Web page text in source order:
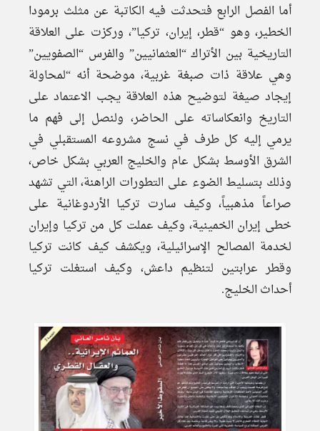
أما الفصل الرابع فتحدثت فيه الكاتبة عن مثلث برمودا
الخطير، وهو “قطر، إيران، تركيا”، وركزت على العلاقة
التاريخية بين الأتراك “العثمانيين” والفرس “الصفويين”
وهي علاقة ذات صبغة غربية، موضحة أنه “لمحاولة
إيجاد صيغة لتوضيح هذه العلاقة يجب الاعتماد على
التاريخ وانعكاساته على الحاضر، ولنصل إلى فهم ما
يرمي إليه كل طرف في نسج مشروعه المستقبلي في
الشرق الأوسط بشكل عام والخليج العربي بشكل خاص،
وذلك بتسليط الضوء على التطورات الراهنة، التي تشهد
صراعاً مذهبياً، وكيف سارت تركيا الأردوغانية على
خطى إيران الخمينية، وكيف عملت كل من تركيا وإيران
لخدمة المصالح الإسرائيلية، ويكشف كيف كانت تركيا
وقطر عرابتين لتنظيم داعش، وكيف استغلت تركيا
أحداث الخليج.